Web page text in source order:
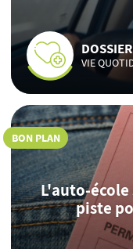
VIE
BON PLAN
L'auto-
piste